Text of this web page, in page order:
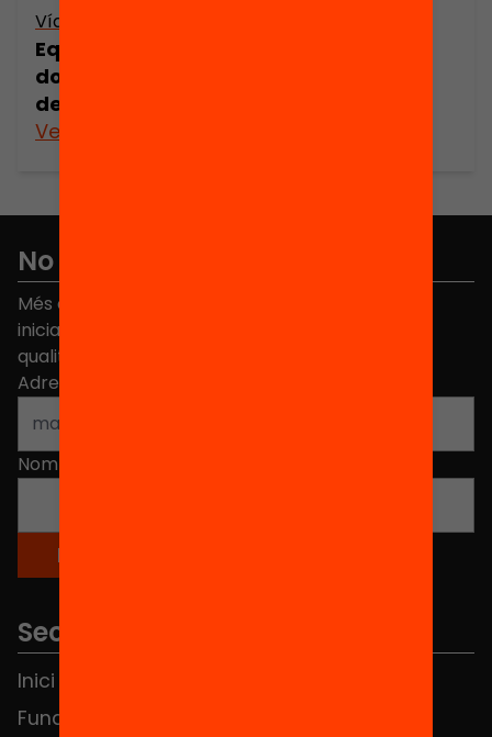
Vídeo
Equitat i qualitat de l’educació: com
donar suport a estudiants i escoles en
desavantatge? OCDE
Veure’n més
No et perdis res
Més de 40.000 persones ja han triat Equitat. Rep
iniciatives, propostes i projectes per millorar la
qualitat de l'educació a Catalunya.
Adreça electrònica
Nom
Seccions
Inici
Fundació